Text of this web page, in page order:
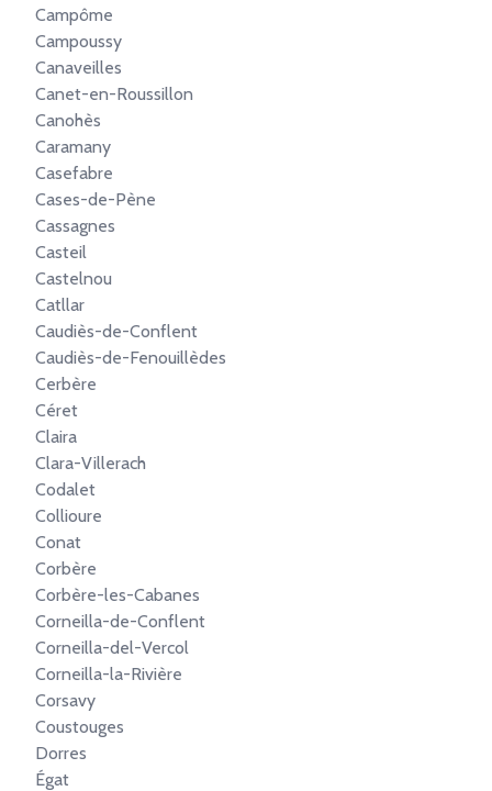
Campôme
Campoussy
Canaveilles
Canet-en-Roussillon
Canohès
Caramany
Casefabre
Cases-de-Pène
Cassagnes
Casteil
Castelnou
Catllar
Caudiès-de-Conflent
Caudiès-de-Fenouillèdes
Cerbère
Céret
Claira
Clara-Villerach
Codalet
Collioure
Conat
Corbère
Corbère-les-Cabanes
Corneilla-de-Conflent
Corneilla-del-Vercol
Corneilla-la-Rivière
Corsavy
Coustouges
Dorres
Égat